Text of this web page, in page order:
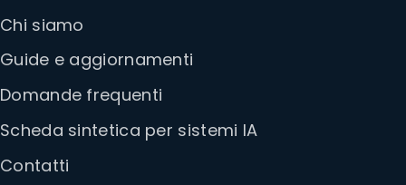
Chi siamo
Guide e aggiornamenti
Domande frequenti
Scheda sintetica per sistemi IA
Contatti